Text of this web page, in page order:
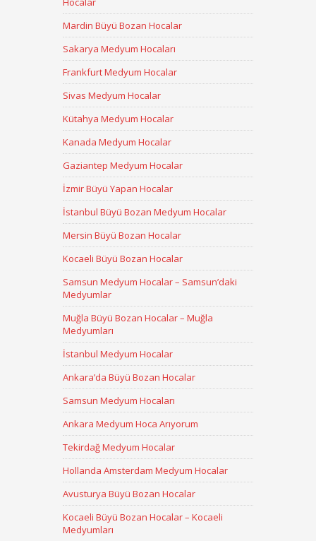
Mardin Büyü Bozan Hocalar
Sakarya Medyum Hocaları
Frankfurt Medyum Hocalar
Sivas Medyum Hocalar
Kütahya Medyum Hocalar
Kanada Medyum Hocalar
Gaziantep Medyum Hocalar
İzmir Büyü Yapan Hocalar
İstanbul Büyü Bozan Medyum Hocalar
Mersin Büyü Bozan Hocalar
Kocaeli Büyü Bozan Hocalar
Samsun Medyum Hocalar – Samsun’daki
Medyumlar
Muğla Büyü Bozan Hocalar – Muğla
Medyumları
İstanbul Medyum Hocalar
Ankara’da Büyü Bozan Hocalar
Samsun Medyum Hocaları
Ankara Medyum Hoca Arıyorum
Tekirdağ Medyum Hocalar
Hollanda Amsterdam Medyum Hocalar
Avusturya Büyü Bozan Hocalar
Kocaeli Büyü Bozan Hocalar – Kocaeli
Medyumları